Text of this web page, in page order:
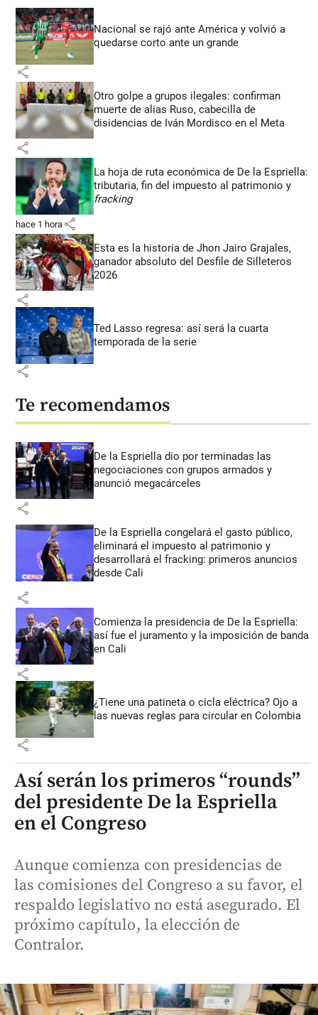
Nacional se rajó ante América y volvió a
quedarse corto ante un grande
share
Otro golpe a grupos ilegales: confirman
muerte de alias Ruso, cabecilla de
disidencias de Iván Mordisco en el Meta
share
La hoja de ruta económica de De la Espriella:
tributaria, fin del impuesto al patrimonio y
fracking
hace 1 hora share
Esta es la historia de Jhon Jairo Grajales,
ganador absoluto del Desfile de Silleteros
2026
share
Ted Lasso regresa: así será la cuarta
temporada de la serie
share
Te recomendamos
De la Espriella dio por terminadas las
negociaciones con grupos armados y
anunció megacárceles
share
De la Espriella congelará el gasto público,
eliminará el impuesto al patrimonio y
desarrollará el fracking: primeros anuncios
desde Cali
share
Comienza la presidencia de De la Espriella:
así fue el juramento y la imposición de banda
en Cali
share
¿Tiene una patineta o cicla eléctrica? Ojo a
las nuevas reglas para circular en Colombia
share
Así serán los primeros “rounds”
del presidente De la Espriella
en el Congreso
Aunque comienza con presidencias de
las comisiones del Congreso a su favor, el
respaldo legislativo no está asegurado. El
próximo capítulo, la elección de
Contralor.